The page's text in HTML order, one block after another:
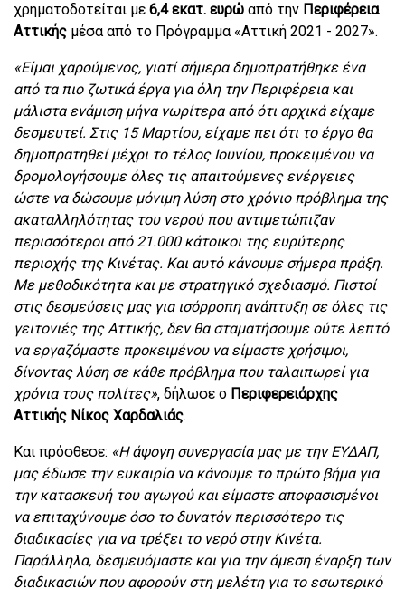
χρηματοδοτείται με 6,4 εκατ. ευρώ από την Περιφέρεια
Αττικής μέσα από το Πρόγραμμα «Αττική 2021 - 2027».
«Είμαι χαρούμενος, γιατί σήμερα δημοπρατήθηκε ένα
από τα πιο ζωτικά έργα για όλη την Περιφέρεια και
μάλιστα ενάμιση μήνα νωρίτερα από ότι αρχικά είχαμε
δεσμευτεί. Στις 15 Μαρτίου, είχαμε πει ότι το έργο θα
δημοπρατηθεί μέχρι το τέλος Ιουνίου, προκειμένου να
δρομολογήσουμε όλες τις απαιτούμενες ενέργειες
ώστε να δώσουμε μόνιμη λύση στο χρόνιο πρόβλημα της
ακαταλληλότητας του νερού που αντιμετώπιζαν
περισσότεροι από 21.000 κάτοικοι της ευρύτερης
περιοχής της Κινέτας. Και αυτό κάνουμε σήμερα πράξη.
Με μεθοδικότητα και με στρατηγικό σχεδιασμό. Πιστοί
στις δεσμεύσεις μας για ισόρροπη ανάπτυξη σε όλες τις
γειτονιές της Αττικής, δεν θα σταματήσουμε ούτε λεπτό
να εργαζόμαστε προκειμένου να είμαστε χρήσιμοι,
δίνοντας λύση σε κάθε πρόβλημα που ταλαιπωρεί για
χρόνια τους πολίτες», δήλωσε ο Περιφερειάρχης
Αττικής Νίκος Χαρδαλιάς.
Και πρόσθεσε: «Η άψογη συνεργασία μας με την ΕΥΔΑΠ,
μας έδωσε την ευκαιρία να κάνουμε το πρώτο βήμα για
την κατασκευή του αγωγού και είμαστε αποφασισμένοι
να επιταχύνουμε όσο το δυνατόν περισσότερο τις
διαδικασίες για να τρέξει το νερό στην Κινέτα.
Παράλληλα, δεσμευόμαστε και για την άμεση έναρξη των
διαδικασιών που αφορούν στη μελέτη για το εσωτερικό